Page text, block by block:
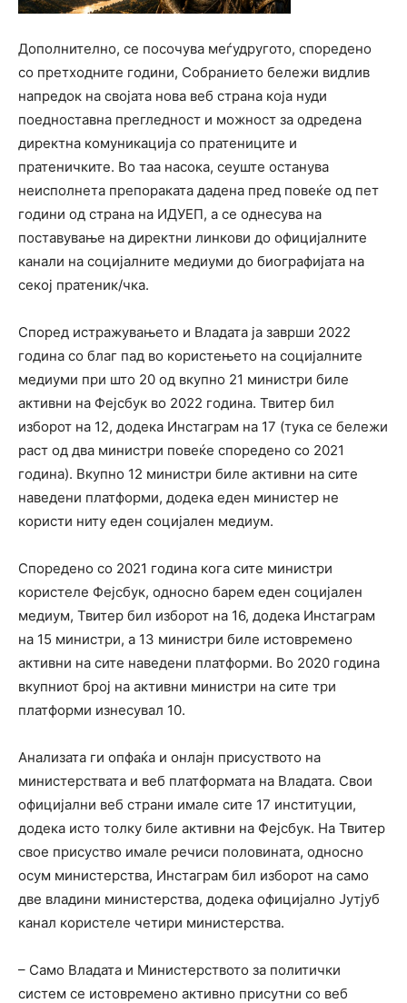
Дополнително, се посочува меѓудругото, споредено
со претходните години, Собранието бележи видлив
напредок на својата нова веб страна која нуди
поедноставна прегледност и можност за одредена
директна комуникација со пратениците и
пратеничките. Во таа насока, сеуште останува
неисполнета препораката дадена пред повеќе од пет
години од страна на ИДУЕП, а се однесува на
поставување на директни линкови до официјалните
канали на социјалните медиуми до биографијата на
секој пратеник/чка.
Според истражувањето и Владата ја заврши 2022
година со благ пад во користењето на социјалните
медиуми при што 20 од вкупно 21 министри биле
активни на Фејсбук во 2022 година. Твитер бил
изборот на 12, додека Инстаграм на 17 (тука се бележи
раст од два министри повеќе споредено со 2021
година). Вкупно 12 министри биле активни на сите
наведени платформи, додека еден министер не
користи ниту еден социјален медиум.
Споредено со 2021 година кога сите министри
користеле Фејсбук, односно барем еден социјален
медиум, Твитер бил изборот на 16, додека Инстаграм
на 15 министри, а 13 министри биле истовремено
активни на сите наведени платформи. Во 2020 година
вкупниот број на активни министри на сите три
платформи изнесувал 10.
Анализата ги опфаќа и онлајн присуството на
министерствата и веб платформата на Владата. Свои
официјални веб страни имале сите 17 институции,
додека исто толку биле активни на Фејсбук. На Твитер
свое присуство имале речиси половината, односно
осум министерства, Инстаграм бил изборот на само
две владини министерства, додека официјално Јутјуб
канал користеле четири министерства.
– Само Владата и Министерството за политички
систем се истовремено активно присутни со веб